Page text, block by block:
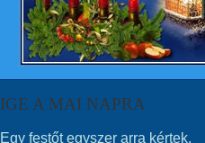
IGE A MAI NAPRA
Egy festőt egyszer arra kértek,